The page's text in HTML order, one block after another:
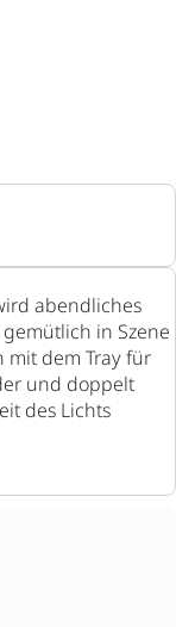
abendliches
in Szene
mit dem Tray für
und doppelt
des Lichts